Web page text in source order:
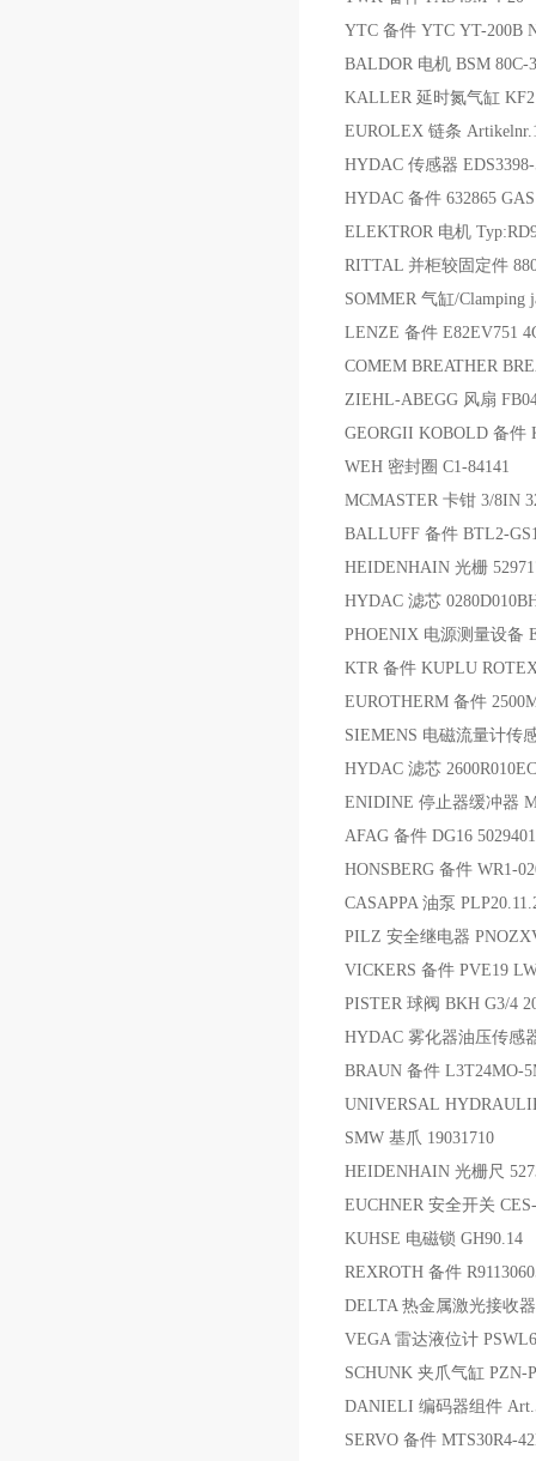
YTC 备件 YTC YT-200B
BALDOR 电机 BSM 80C-
KALLER 延时氮气缸 KF2
EUROLEX 链条
HYDAC 传感器
HYDAC 备件 632865
ELEKTROR 电机
RITTAL 并柜较固定件
SOMMER 气缸/Clamping
LENZE 备件 E82EV751
COMEM BREATHER
ZIEHL-ABEGG 风扇
GEORGII KOBOLD 备件
WEH 密封圈 C1-84141
MCMASTER 卡钳 3/8IN
BALLUFF 备件 BTL2-
HEIDENHAIN 光栅
HYDAC 滤芯
PHOENIX 电源测量设备
KTR 备件 KUPLU
EUROTHERM 备件
SIEMENS 电磁流量计传
HYDAC 滤芯
ENIDINE 停止器缓冲器
AFAG 备件 DG16
HONSBERG 备件 WR1-
CASAPPA 油泵
PILZ 安全继电器
VICKERS 备件 PVE19
PISTER 球阀 BKH G3/4
HYDAC 雾化器油压传感
BRAUN 备件 L3T24MO-
UNIVERSAL
SMW 基爪 19031710
HEIDENHAIN 光栅尺
EUCHNER 安全开关
KUHSE 电磁锁 GH90.14
REXROTH 备件
DELTA 热金属激光接收
VEGA 雷达液位计
SCHUNK 夹爪气缸 PZN-
DANIELI 编码器组件
SERVO 备件 MTS30R4-